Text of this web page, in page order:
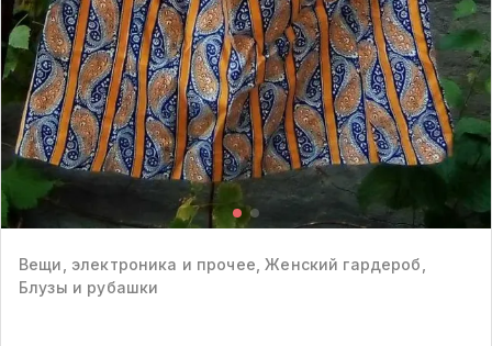
Вещи, электроника и прочее, Женский гардероб,
Блузы и рубашки